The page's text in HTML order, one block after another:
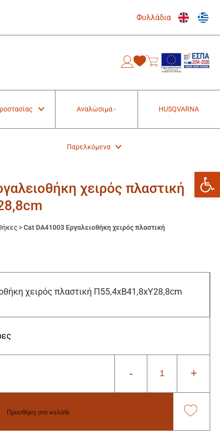
Φυλλάδια
Αναλώσιμα -
Παρελκόμενα
HUSQVARNA
χειρός πλαστική
>Cat DA41003 Εργαλειοθήκη χειρός πλαστική
χειρός πλαστική Π55,4xB41,8xΥ28,8cm
- +
Προσθήκη στο καλάθι